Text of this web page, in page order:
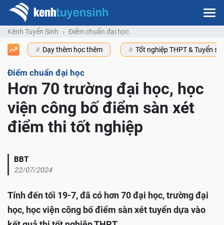
Kênh Tuyển Sinh Điểm chuẩn đại học
Dạy thêm học thêm Tốt nghiệp THPT & Tuyển
Điểm chuẩn đại học
Hơn 70 trường đại học, học
viện công bố điểm sàn xét
điểm thi tốt nghiệp
BBT
22/07/2024
Tính đến tối 19-7, đã có hơn 70 đại học, trường đại
học, học viện công bố điểm sàn xét tuyển dựa vào